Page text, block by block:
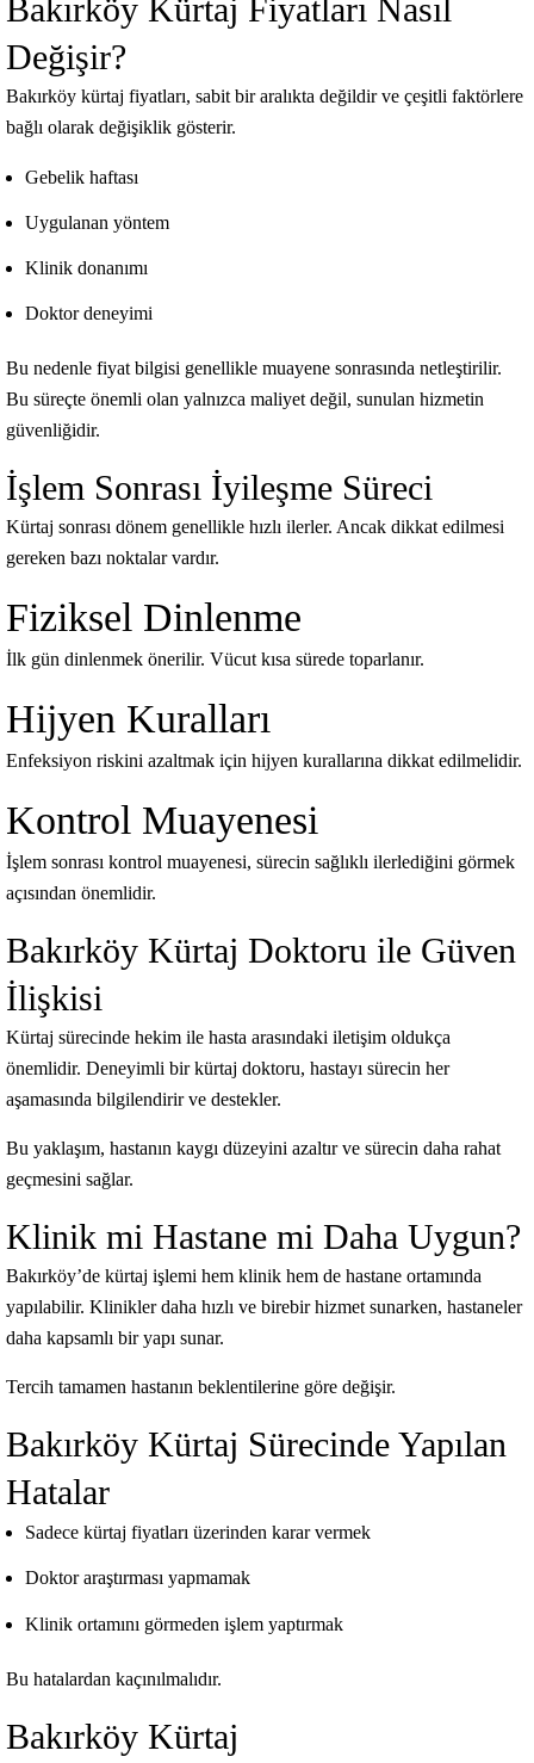
Bakırköy Kürtaj Fiyatları Nasıl
Değişir?
Bakırköy kürtaj fiyatları, sabit bir aralıkta değildir ve çeşitli faktörlere
bağlı olarak değişiklik gösterir.
Gebelik haftası
Uygulanan yöntem
Klinik donanımı
Doktor deneyimi
Bu nedenle fiyat bilgisi genellikle muayene sonrasında netleştirilir.
Bu süreçte önemli olan yalnızca maliyet değil, sunulan hizmetin
güvenliğidir.
İşlem Sonrası İyileşme Süreci
Kürtaj sonrası dönem genellikle hızlı ilerler. Ancak dikkat edilmesi
gereken bazı noktalar vardır.
Fiziksel Dinlenme
İlk gün dinlenmek önerilir. Vücut kısa sürede toparlanır.
Hijyen Kuralları
Enfeksiyon riskini azaltmak için hijyen kurallarına dikkat edilmelidir.
Kontrol Muayenesi
İşlem sonrası kontrol muayenesi, sürecin sağlıklı ilerlediğini görmek
açısından önemlidir.
Bakırköy Kürtaj Doktoru ile Güven
İlişkisi
Kürtaj sürecinde hekim ile hasta arasındaki iletişim oldukça
önemlidir. Deneyimli bir kürtaj doktoru, hastayı sürecin her
aşamasında bilgilendirir ve destekler.
Bu yaklaşım, hastanın kaygı düzeyini azaltır ve sürecin daha rahat
geçmesini sağlar.
Klinik mi Hastane mi Daha Uygun?
Bakırköy’de kürtaj işlemi hem klinik hem de hastane ortamında
yapılabilir. Klinikler daha hızlı ve birebir hizmet sunarken, hastaneler
daha kapsamlı bir yapı sunar.
Tercih tamamen hastanın beklentilerine göre değişir.
Bakırköy Kürtaj Sürecinde Yapılan
Hatalar
Sadece kürtaj fiyatları üzerinden karar vermek
Doktor araştırması yapmamak
Klinik ortamını görmeden işlem yaptırmak
Bu hatalardan kaçınılmalıdır.
Bakırköy Kürtaj